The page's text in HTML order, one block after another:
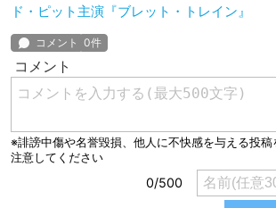
ド・ピット主演『ブレット・トレイン』